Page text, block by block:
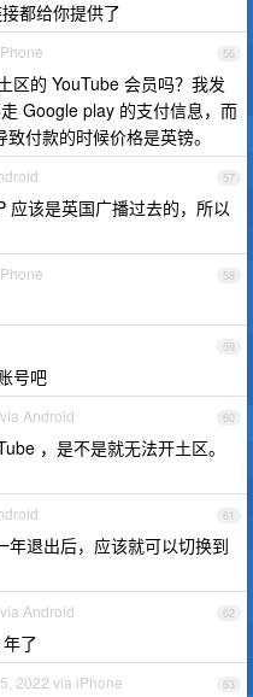
都给你提供了
56
区的 YouTube 会员吗？我发
Google play 的支付信息，而
付款的时候价格是英镑。
57
应该是英国广播过去的，所以
58
59
号吧
60
Android
，是不是就无法开土区。
61
年退出后，应该就可以切换到
62
Android
了
63
2022 via iPhone